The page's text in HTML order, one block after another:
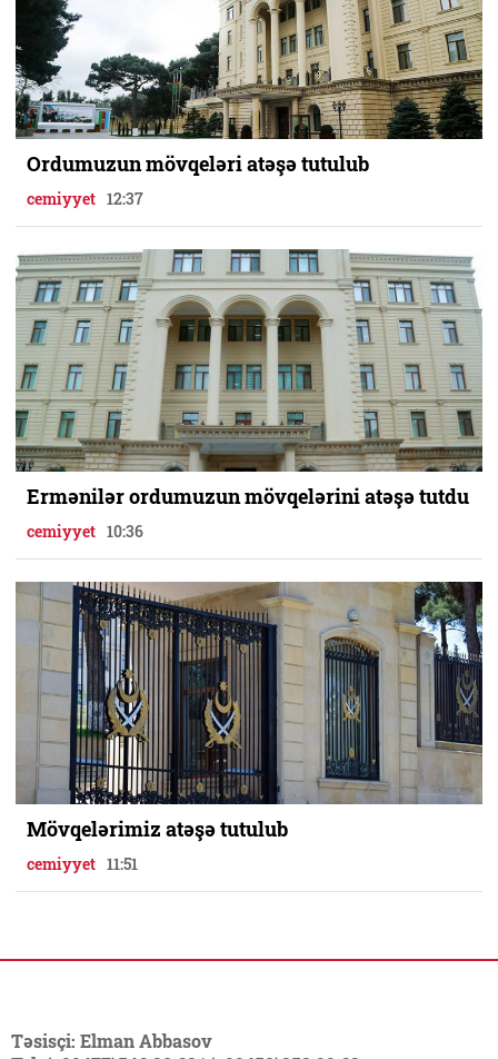
Ordumuzun mövqeləri atəşə tutulub
cemiyyet 12:37
Ermənilər ordumuzun mövqelərini atəşə tutdu
cemiyyet 10:36
Mövqelərimiz atəşə tutulub
cemiyyet 11:51
Təsisçi: Elman Abbasov